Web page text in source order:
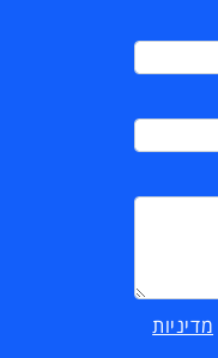
מדיניות